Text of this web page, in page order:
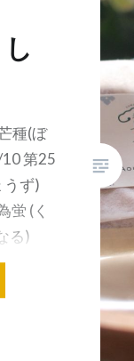
種(ぼ
第25
うず)
蛍 (く
る)